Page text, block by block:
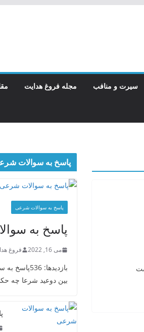
سیرت و منافب مجله فروغ هدایت
پاسخ به سوالات
پاسخ به سوالات شرعی
پاسخ به
می 16, 2022 فروغ
بازدیدها:
بین دوعید شرعا چه